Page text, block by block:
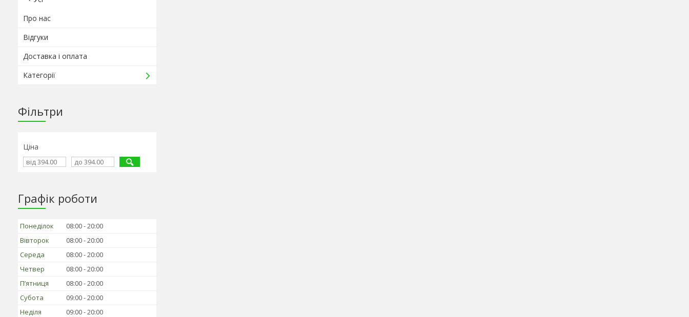
Про нас
Відгуки
Доставка і оплата
Категорії
Фільтри
Ціна
Графік роботи
Понеділок 08:00 20:00
Вівторок
08:00 20:00
Середа
08:00 20:00
Четвер
08:00 20:00
Пʼятниця
08:00 20:00
Субота
09:00 20:00
Неділя
09:00 20:00